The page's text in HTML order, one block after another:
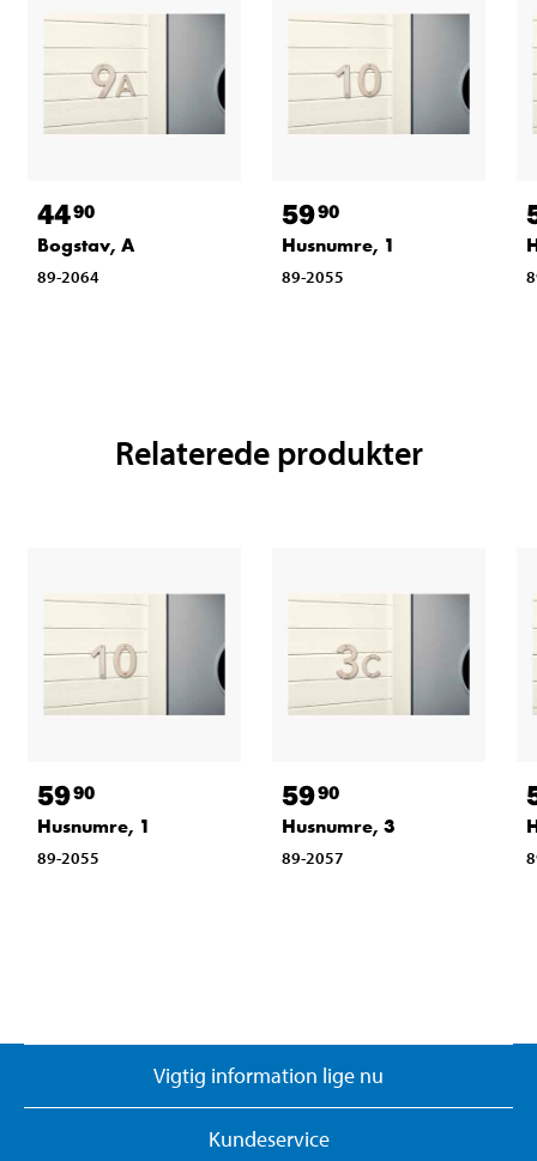
4490
Bogstav, A
89-2064
5990
Husnumre, 1
89-2055
Relaterede produkter
5990
Husnumre, 1
89-2055
5990
Husnumre, 3
89-2057
Vigtig information lige nu
Kundeservice